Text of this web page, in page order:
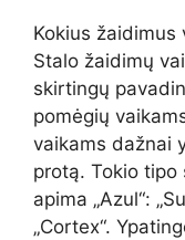
Kokius žaidimus
Stalo žaidimų
skirtingų
pomėgių
vaikams dažnai
protą. Tokio
apima „Azul“:
„Cortex“.